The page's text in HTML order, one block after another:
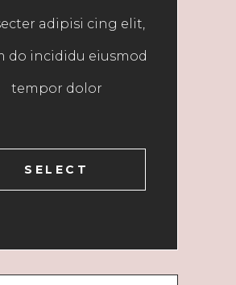
adipisi cing elit,
do incididu eiusmod
tempor dolor
SELECT